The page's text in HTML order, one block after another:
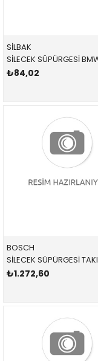
SİLBAK
₺84,02
BOSCH
₺1.272,60